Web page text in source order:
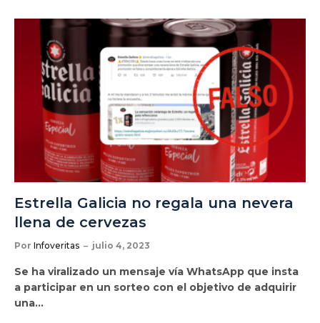
Estrella Galicia no regala una nevera
llena de cervezas
Por Infoveritas julio 4, 2023
Se ha viralizado un mensaje vía WhatsApp que insta
a participar en un sorteo con el objetivo de adquirir
una…